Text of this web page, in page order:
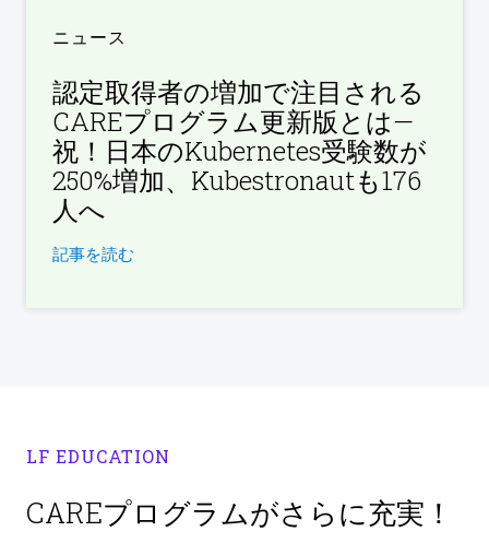
ニュース
認定取得者の増加で注目される
CAREプログラム更新版とは—
祝！日本のKubernetes受験数が
250%増加、Kubestronautも176
人へ
記事を読む
LF EDUCATION
CAREプログラムがさらに充実！